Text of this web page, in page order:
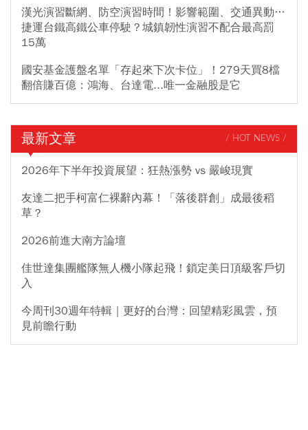
漢光演習斷網、防空演習時間！影響範圍、交通異動…
捷運台鐵高鐵公車停駛？城鎮韌性演習不配合最高罰
15萬
國安基金護盤名單「存起來下次卡位」！279天買8檔
翻倍賺百億：鴻海、台達電...唯一金融股是它
最新文章 / HOT NEWS /
2026年下半年投資展望：狂熱漲勢 vs 嚴峻現實
友達二把手柯富仁裸辭內幕！「落後群創」成最後稻
草？
2026前進大南方論壇
佳世達集團艦隊無人機小隊起飛！鎖定美日頂級客戶切
入
今周刊30週年特輯｜更好的台灣：回望精彩風雲，預
見前瞻行動